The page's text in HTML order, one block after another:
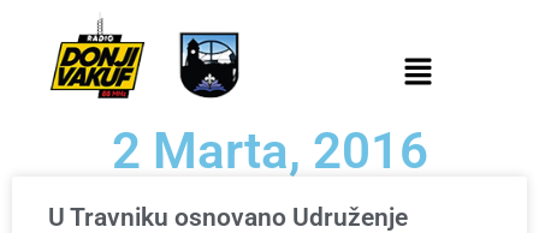
2 Marta, 2016
U Travniku osnovano Udruženje